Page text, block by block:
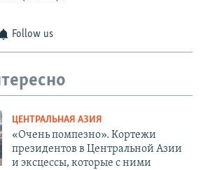
Follow us
ЦЕНТРАЛЬНАЯ АЗИЯ
«Очень помпезно». Кортежи
президентов в Центральной Азии
и эксцессы, которые с ними